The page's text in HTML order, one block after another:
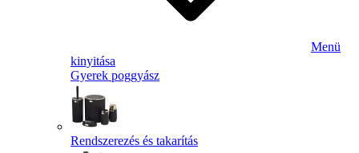
Menü
kinyitása
Gyerek poggyász
Rendszerezés és takarítás